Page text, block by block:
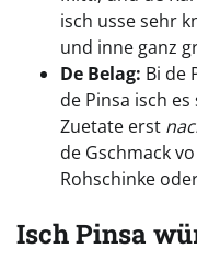
isch usse sehr
und inne ganz
De Belag: Bi de
de Pinsa isch
Zuetate erst
de Gschmack
Rohschinke
Isch Pinsa